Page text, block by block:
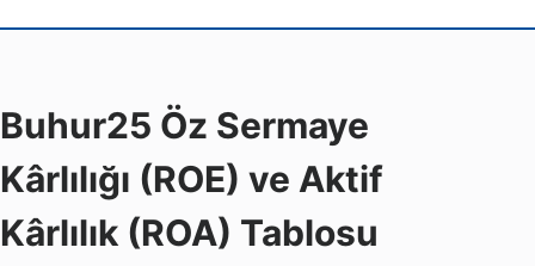
Buhur25 Öz Sermaye
Kârlılığı (ROE) ve Aktif
Kârlılık (ROA) Tablosu